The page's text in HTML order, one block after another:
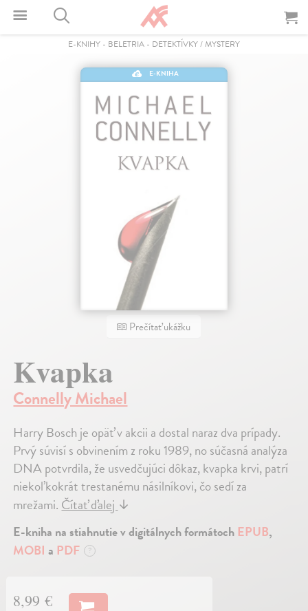
E-KNIHY - BELETRIA - DETEKTÍVKY / MYSTERY
E-KNIHA
Prečítať ukážku
Kvapka
Connelly Michael
Harry Bosch je opäť v akcii a dostal naraz dva prípady.
Prvý súvisí s obvinením z roku 1989, no súčasná analýza
DNA potvrdila, že usvedčujúci dôkaz, kvapka krvi, patrí
niekoľkokrát trestanému násilníkovi, čo sedí za
mrežami. Čítať ďalej ↓
E-kniha na stiahnutie v digitálnych formátoch EPUB,
MOBI a PDF ?
8,99 €